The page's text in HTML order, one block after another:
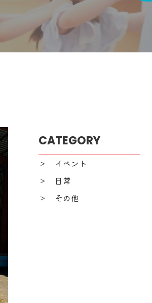
CATEGORY
＞ イベント
＞ 日常
＞ その他